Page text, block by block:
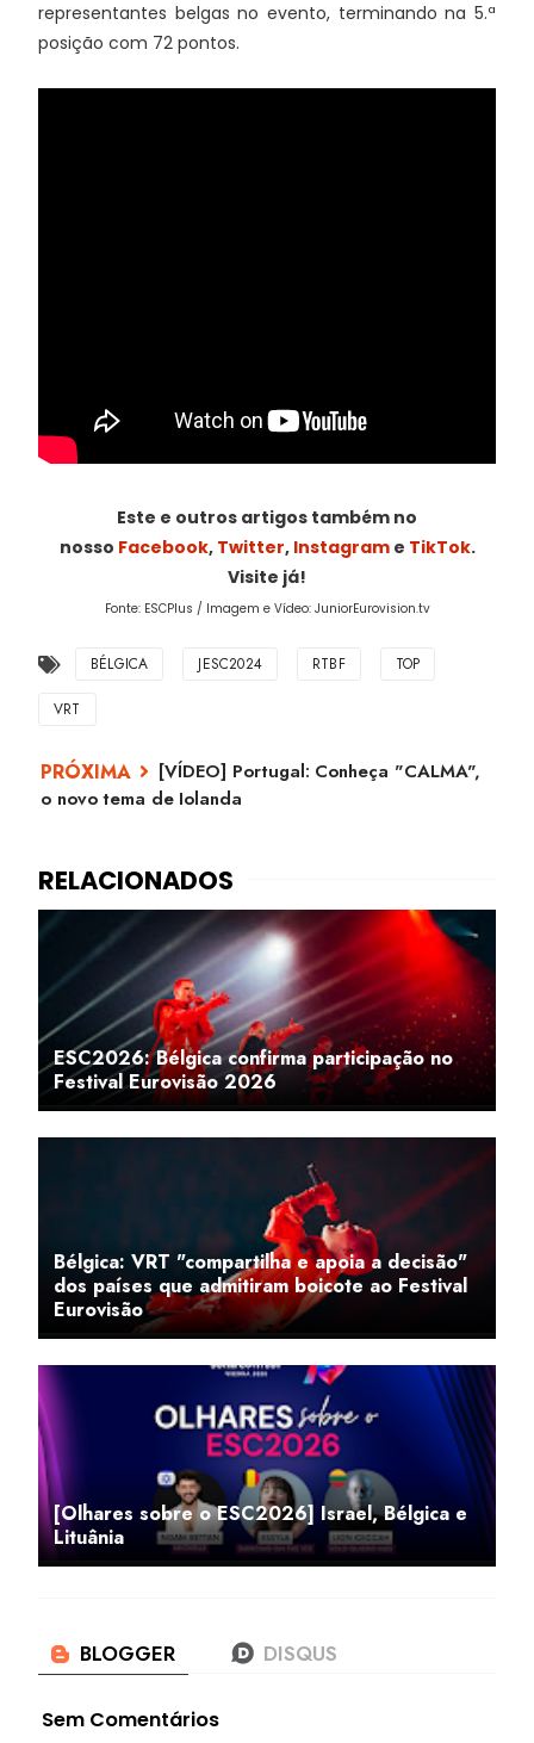
representantes belgas no evento, terminando na 5.ª
posição com 72 pontos.
Este e outros artigos também no
nosso Facebook, Twitter, Instagrame TikTok.
Visite já!
Fonte: ESCPlus / Imagem e Vídeo: JuniorEurovision.tv
BÉLGICA JESC2024 RTBF TOP
VRT
[VÍDEO] Portugal: Conheça "CALMA",
o novo tema de Iolanda
ESC2026: Bélgica confirma participação no
Festival Eurovisão 2026
Bélgica: VRT "compartilha e apoia a decisão"
dos países que admitiram boicote ao Festival
Eurovisão
[Olhares sobre o ESC2026] Israel, Bélgica e
Lituânia
Sem Comentários